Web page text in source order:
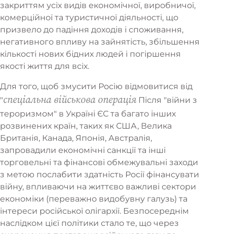
закриттям усіх видів економічної, виробничої,
комерційної та туристичної діяльності, що
призвело до падіння доходів і споживання,
негативного впливу на зайнятість, збільшення
кількості нових бідних людей і погіршення
якості життя для всіх.
Для того, щоб змусити Росію відмовитися від
"спеціальна військова операція Після "війни з
тероризмом" в Україні ЄС та багато інших
розвинених країн, таких як США, Велика
Британія, Канада, Японія, Австралія,
запровадили економічні санкції та інші
торговельні та фінансові обмежувальні заходи
з метою послабити здатність Росії фінансувати
війну, впливаючи на життєво важливі сектори
економіки (переважно видобувну галузь) та
інтереси російської олігархії. Безпосереднім
наслідком цієї політики стало те, що через